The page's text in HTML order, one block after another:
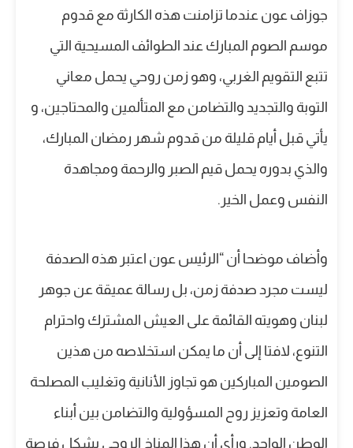
جوزاف عون عندما تزامنت هذه الكارثة مع قدوم
موسم الصوم المبارك عند الطوائف المسيحية التي
تتبع التقويم الغربي، وهو زمن روحي يحمل معاني
التوبة والتجديد والتضامن مع المتألمين والمحتاجين، و
يأتي قبل أيام قليلة من قدوم شهر رمضان المبارك،
والذي بدوره يحمل قيم الصبر والرحمة ومجاهدة
النفس وعمل الخير.
وأضاف موضحا أن “الرئيس عون اعتبر هذه الصدفة
ليست مجرد صدفة زمن، بل رسالة عميقة عن جوهر
لبنان وهويته القائمة على العيش المشترك واحترام
التنوع، لافتا إلى أن ما يمكن استخلاصه من هذين
الصومين المباركين هو تجاوز الأنانية وتغليب المصلحة
العامة وتعزيز روح المسؤولية والتضامن بين أبناء
الوطن الواحد. ورأى أن هذا المناخ الروحي يشكل فرصة